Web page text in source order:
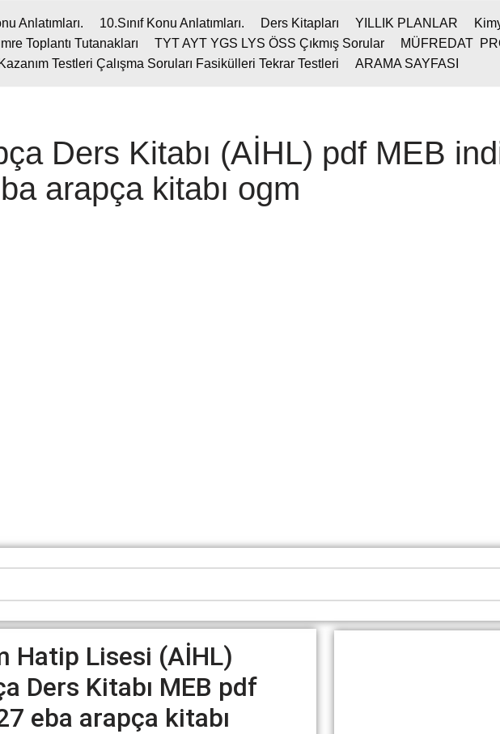
Anlatımları. 10.Sınıf Konu Anlatımları. Ders Kitapları YILLIK PLANLAR
Toplantı Tutanakları
TYT AYT YGS LYS ÖSS Çıkmış Sorular
MÜFREDAT
Testleri Çalışma Soruları Fasikülleri Tekrar Testleri
ARAMA SAYFASI
Ders Kitabı (AİHL) pdf MEB
arapça kitabı ogm
Hatip Lisesi (AİHL)
Ders Kitabı MEB pdf
eba arapça kitabı